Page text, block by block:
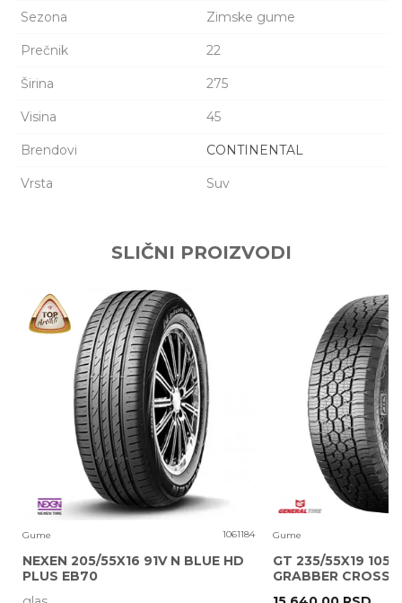
Sezona Zimske gume
Prečnik 22
Širina 275
Visina 45
Brendovi CONTINENTAL
Vrsta Suv
SLIČNI PROIZVODI
Gume 1061184
NEXEN 205/55X16 91V N BLUE HD
PLUS EB70
Gume
GT 235/55X19 105V
GRABBER CROSS